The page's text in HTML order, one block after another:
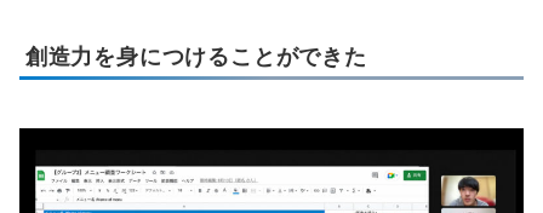
創造力を身につけることができた